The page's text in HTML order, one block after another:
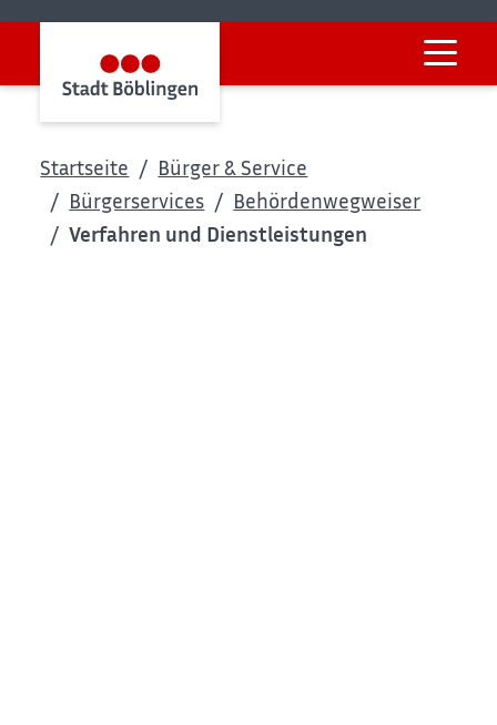
Startseite
Bürger & Service
Bürgerservices
Behördenwegweiser
Verfahren und Dienstleistungen